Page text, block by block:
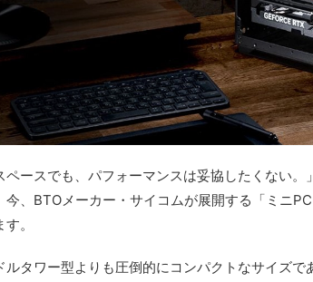
ペースでも、パフォーマンスは妥協したくない
今、BTOメーカー・サイコムが展開する「ミニ
。
ルタワー型よりも圧倒的にコンパクトなサイズで